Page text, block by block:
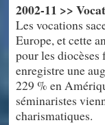
2002-11 >>
Les vocations
Europe, et cette
pour les
enregistre une
229 % en
séminaristes
charismatiques.